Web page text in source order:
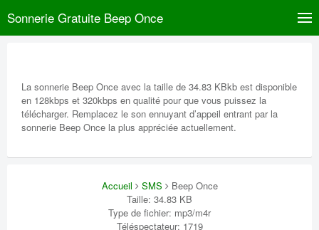
Sonnerie Gratuite Beep Once
La sonnerie Beep Once avec la taille de 34.83 KBkb est disponible
en 128kbps et 320kbps en qualité pour que vous puissez la
télécharger. Remplacez le son ennuyant d’appeil entrant par la
sonnerie Beep Once la plus appréciée actuellement.
Accueil SMS
Beep Once
Taille: 34.83 KB
Type de fichier: mp3/m4r
Téléspectateur: 1719